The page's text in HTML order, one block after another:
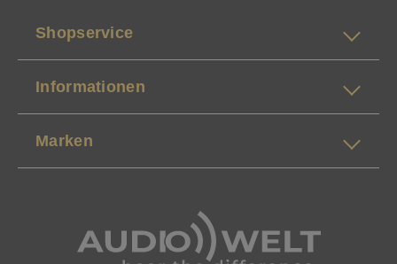
Shopservice
Informationen
Marken